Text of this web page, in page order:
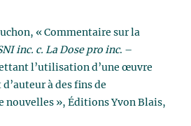
« Commentaire sur la
inc. c. La Dose pro inc. –
l’utilisation d’une œuvre
à des fins de
nouvelles », Éditions Yvon Blais,